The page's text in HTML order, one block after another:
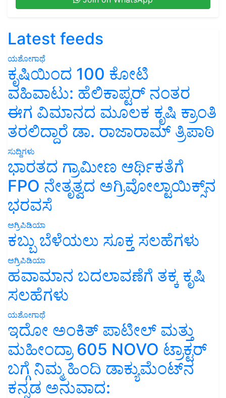
Latest feeds
ಯಶೋಗಾಥೆ
ಕೃಷಿಯಿಂದ 100 ಕೋಟಿ
ವಹಿವಾಟು: ಹೆಲಿಕಾಪ್ಟರ್ ನಂತರ
ಈಗ ವಿಮಾನದ ಮೂಲಕ ಕೃಷಿ ಕ್ರಾಂತಿ
ತರಲಿದ್ದಾರೆ ಡಾ. ರಾಜಾರಾಮ್ ತ್ರಿಪಾಠಿ
ಸುದ್ದಿಗಳು
ಭಾರತದ ಗ್ರಾಮೀಣ ಆರ್ಥಿಕತೆಗೆ
FPO ನೇತೃತ್ವದ ಅಗ್ರಿವೋಲ್ಟಾಯಿಕ್ಸ್‌ನ
ಭರವಸೆ
ಅಗ್ರಿಪಿಡಿಯಾ
ಕಬ್ಬು ಬೆಳೆಯಲು ಸೂಕ್ತ ಸಲಹೆಗಳು
ಅಗ್ರಿಪಿಡಿಯಾ
ಹವಾಮಾನ ಬದಲಾವಣೆಗೆ ತಕ್ಕ ಕೃಷಿ
ಸಲಹೆಗಳು
ಯಶೋಗಾಥೆ
ಇದೋ ಅಂಕಿತ್ ಪಾಟೀಲ್ ಮತ್ತು
ಮಹೀಂದ್ರಾ 605 NOVO ಟ್ರಾಕ್ಟರ್
ಬಗ್ಗೆ ನಿಮ್ಮ ಹಿಂದಿ ಡಾಕ್ಯುಮೆಂಟ್‌ನ
ಕನ್ನಡ ಅನುವಾದ: